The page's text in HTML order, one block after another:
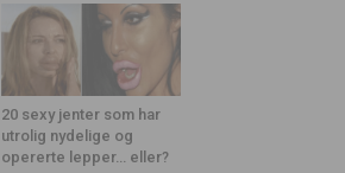
20 sexy jenter som har
utrolig nydelige og
opererte lepper… eller?